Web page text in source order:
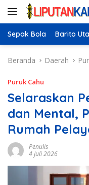
Langsung
Sepak Bola Barito
Beranda Daerah
Puruk Cahu
Selaraskan
dan Mental,
Rumah
Penulis
4 Juli 2026